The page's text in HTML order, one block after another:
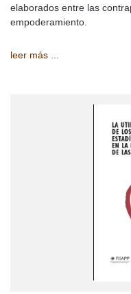
elaborados entre las
empoderamiento.
leer más ...